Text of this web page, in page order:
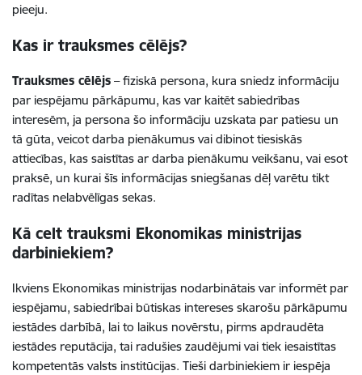
pieeju.
Kas ir trauksmes cēlējs?
Trauksmes cēlējs – fiziskā persona, kura sniedz informāciju
par iespējamu pārkāpumu, kas var kaitēt sabiedrības
interesēm, ja persona šo informāciju uzskata par patiesu un
tā gūta, veicot darba pienākumus vai dibinot tiesiskās
attiecības, kas saistītas ar darba pienākumu veikšanu, vai esot
praksē, un kurai šīs informācijas sniegšanas dēļ varētu tikt
radītas nelabvēlīgas sekas.
Kā celt trauksmi Ekonomikas ministrijas
darbiniekiem?
Ikviens Ekonomikas ministrijas nodarbinātais var informēt par
iespējamu, sabiedrībai būtiskas intereses skarošu pārkāpumu
iestādes darbībā, lai to laikus novērstu, pirms apdraudēta
iestādes reputācija, tai radušies zaudējumi vai tiek iesaistītas
kompetentās valsts institūcijas. Tieši darbiniekiem ir iespēja